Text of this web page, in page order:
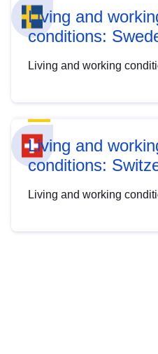
Living and
conditions:
Living and working
Living and
conditions:
Living and working